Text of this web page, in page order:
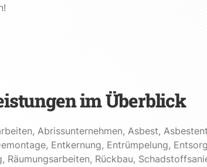
im Überblick
, Abrissunternehmen, Asbest,
, Entkernung, Entrümpelung,
, Räumungsarbeiten, Rückbau,